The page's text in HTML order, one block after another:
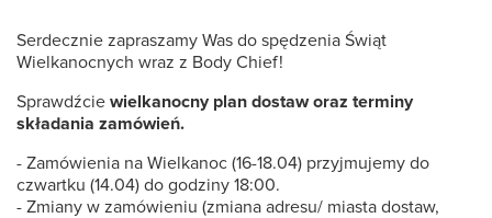
Serdecznie zapraszamy Was do spędzenia Świąt
Wielkanocnych wraz z Body Chief!
Sprawdźcie wielkanocny plan dostaw oraz terminy
składania zamówień.
- Zamówienia na Wielkanoc (16-18.04) przyjmujemy do
czwartku (14.04) do godziny 18:00.
- Zmiany w zamówieniu (zmiana adresu/ miasta dostaw,